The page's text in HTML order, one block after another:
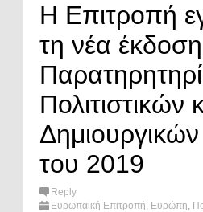
Η Επιτροπή
τη νέα
Πολιτιστικών
του 2019
Reply
Ευρωπαϊκή Επιτροπή, Ευρώπη,